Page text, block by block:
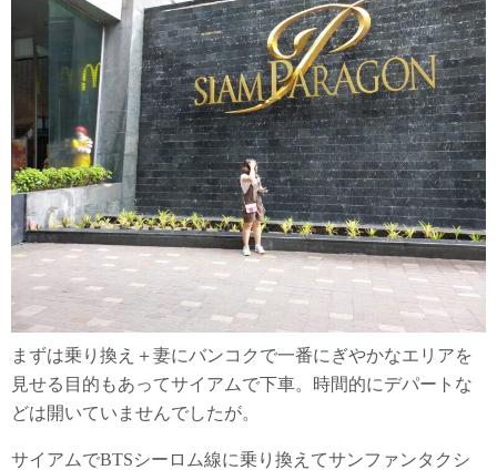
まずは乗り換え＋妻にバンコクで一番にぎやかなエリアを
見せる目的もあってサイアムで下車。時間的にデパートな
どは開いていませんでしたが。
サイアムでBTSシーロム線に乗り換えてサンファンタクシ